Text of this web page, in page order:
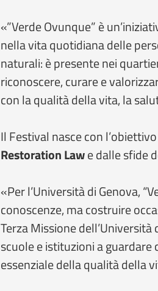
«”Verde Ovunque” è
nella vita quotidiana delle
naturali: è presente nei
riconoscere, curare e
con la qualità della vita, la
Il Festival nasce con
Restoration Lawe dalle sfide
«Per l’Università di Genova,
conoscenze, ma costruire
Terza Missione
scuole e istituzioni a
essenziale della qualità della